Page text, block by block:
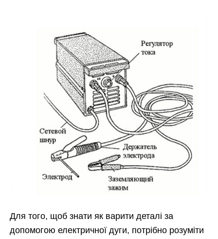
Для того, щоб знати як варити деталі за
допомогою електричної дуги, потрібно розуміти